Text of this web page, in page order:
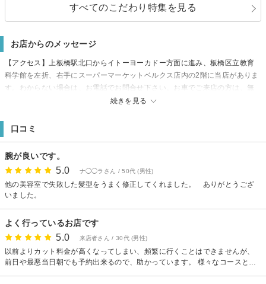
すべてのこだわり特集を見る
お店からのメッセージ
続きを見る
【アクセス】上板橋駅北口からイトーヨーカドー方面に進み、板橋区立教育
科学館を左折、右手にスーパーマーケットベルクス店内の2階に当店がありま
す。わからない場合は、お電話でお問合せ下さい。お車でご来店の方は、無
料の大型駐車（50台）までご利用可です。
口コミ
腕が良いです。
5.0 ナ◯◯ラさん / 50代 (男性)
他の美容室で失敗した髪型をうまく修正してくれました。 ありがとうござ
いました。
よく行っているお店です
5.0 来店者さん / 30代 (男性)
以前よりカット料金が高くなってしまい、頻繁に行くことはできませんが、
前日や最悪当日朝でも予約出来るので、助かっています。 様々なコースと併